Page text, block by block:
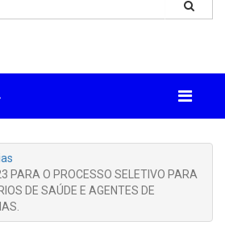
PARA O PROCESSO SELETIVO PARA
DE SAÚDE E AGENTES DE